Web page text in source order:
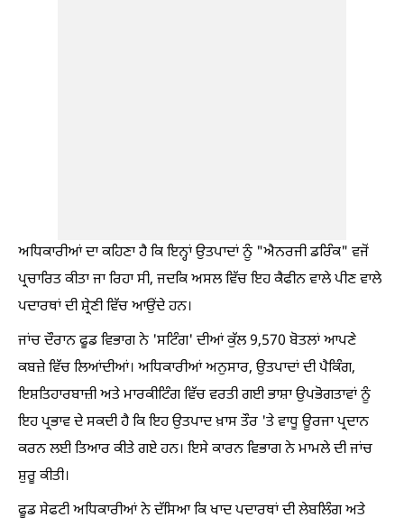
ਅਧਿਕਾਰੀਆਂ ਦਾ ਕਹਿਣਾ ਹੈ ਕਿ ਇਨ੍ਹਾਂ ਉਤਪਾਦਾਂ ਨੂੰ "ਐਨਰਜੀ ਡਰਿੰਕ" ਵਜੋਂ
ਪ੍ਰਚਾਰਿਤ ਕੀਤਾ ਜਾ ਰਿਹਾ ਸੀ, ਜਦਕਿ ਅਸਲ ਵਿੱਚ ਇਹ ਕੈਫੀਨ ਵਾਲੇ ਪੀਣ ਵਾਲੇ
ਪਦਾਰਥਾਂ ਦੀ ਸ਼੍ਰੇਣੀ ਵਿੱਚ ਆਉਂਦੇ ਹਨ।
ਜਾਂਚ ਦੌਰਾਨ ਫੂਡ ਵਿਭਾਗ ਨੇ 'ਸਟਿੰਗ' ਦੀਆਂ ਕੁੱਲ 9,570 ਬੋਤਲਾਂ ਆਪਣੇ
ਕਬਜ਼ੇ ਵਿੱਚ ਲਿਆਂਦੀਆਂ। ਅਧਿਕਾਰੀਆਂ ਅਨੁਸਾਰ, ਉਤਪਾਦਾਂ ਦੀ ਪੈਕਿੰਗ,
ਇਸ਼ਤਿਹਾਰਬਾਜ਼ੀ ਅਤੇ ਮਾਰਕੀਟਿੰਗ ਵਿੱਚ ਵਰਤੀ ਗਈ ਭਾਸ਼ਾ ਉਪਭੋਗਤਾਵਾਂ ਨੂੰ
ਇਹ ਪ੍ਰਭਾਵ ਦੇ ਸਕਦੀ ਹੈ ਕਿ ਇਹ ਉਤਪਾਦ ਖ਼ਾਸ ਤੌਰ 'ਤੇ ਵਾਧੂ ਊਰਜਾ ਪ੍ਰਦਾਨ
ਕਰਨ ਲਈ ਤਿਆਰ ਕੀਤੇ ਗਏ ਹਨ। ਇਸੇ ਕਾਰਨ ਵਿਭਾਗ ਨੇ ਮਾਮਲੇ ਦੀ ਜਾਂਚ
ਸ਼ੁਰੂ ਕੀਤੀ।
ਫੂਡ ਸੇਫਟੀ ਅਧਿਕਾਰੀਆਂ ਨੇ ਦੱਸਿਆ ਕਿ ਖਾਦ ਪਦਾਰਥਾਂ ਦੀ ਲੇਬਲਿੰਗ ਅਤੇ